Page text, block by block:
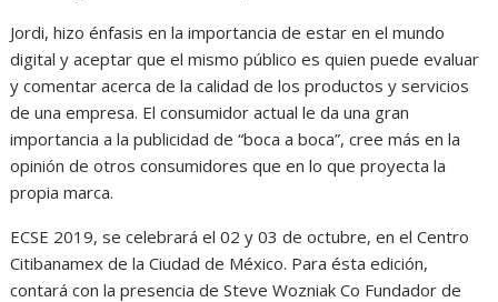
Jordi, hizo énfasis en la importancia de estar en el mundo
digital y aceptar que el mismo público es quien puede evaluar
y comentar acerca de la calidad de los productos y servicios
de una empresa. El consumidor actual le da una gran
importancia a la publicidad de “boca a boca”, cree más en la
opinión de otros consumidores que en lo que proyecta la
propia marca.
ECSE 2019, se celebrará el 02 y 03 de octubre, en el Centro
Citibanamex de la Ciudad de México. Para ésta edición,
contará con la presencia de Steve Wozniak Co Fundador de